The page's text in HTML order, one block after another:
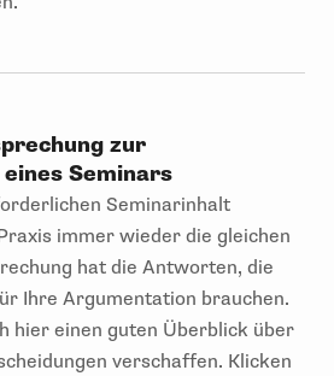
zur
Seminars
Seminarinhalt
immer wieder die gleichen
hat die Antworten, die
Ihre Argumentation brauchen.
hier einen guten Überblick über
verschaffen. Klicken